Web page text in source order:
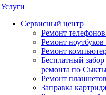
Услуги
Сервисный центр
Ремонт
Ремонт ноутбуков
Ремонт
Бесплатный
ремонта по
Ремонт
Заправка